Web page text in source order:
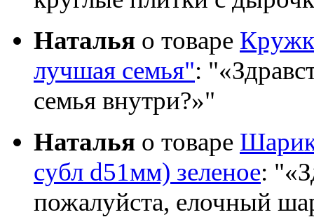
Наталья о товаре
лучшая семья":
семья внутри?»
Наталья о товаре
субл d51мм) зеленое:
пожалуйста, елочный